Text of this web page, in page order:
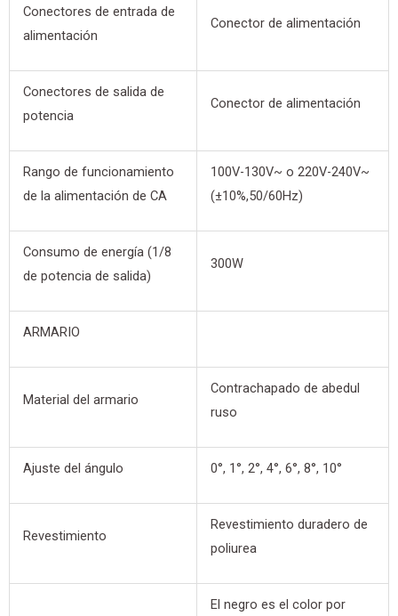
Conectores de entrada de
alimentación
Conector de alimentación
Conectores de salida de
potencia
Conector de alimentación
Rango de funcionamiento
de la alimentación de CA
100V-130V~ o 220V-240V~
(±10%,50/60Hz)
Consumo de energía (1/8
de potencia de salida)
300W
ARMARIO
Material del armario
Contrachapado de abedul
ruso
Ajuste del ángulo 0°, 1°, 2°, 4°, 6°, 8°, 10°
Revestimiento
Revestimiento duradero de
poliurea
El negro es el color por